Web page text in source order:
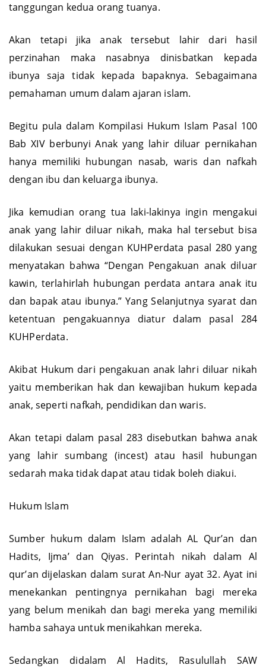
tanggungan kedua orang tuanya.
Akan tetapi jika anak tersebut lahir dari hasil
perzinahan maka nasabnya dinisbatkan kepada
ibunya saja tidak kepada bapaknya. Sebagaimana
pemahaman umum dalam ajaran islam.
Begitu pula dalam Kompilasi Hukum Islam Pasal 100
Bab XIV berbunyi Anak yang lahir diluar pernikahan
hanya memiliki hubungan nasab, waris dan nafkah
dengan ibu dan keluarga ibunya.
Jika kemudian orang tua laki-lakinya ingin mengakui
anak yang lahir diluar nikah, maka hal tersebut bisa
dilakukan sesuai dengan KUHPerdata pasal 280 yang
menyatakan bahwa “Dengan Pengakuan anak diluar
kawin, terlahirlah hubungan perdata antara anak itu
dan bapak atau ibunya.” Yang Selanjutnya syarat dan
ketentuan pengakuannya diatur dalam pasal 284
KUHPerdata.
Akibat Hukum dari pengakuan anak lahri diluar nikah
yaitu memberikan hak dan kewajiban hukum kepada
anak, seperti nafkah, pendidikan dan waris.
Akan tetapi dalam pasal 283 disebutkan bahwa anak
yang lahir sumbang (incest) atau hasil hubungan
sedarah maka tidak dapat atau tidak boleh diakui.
Hukum Islam
Sumber hukum dalam Islam adalah AL Qur’an dan
Hadits, Ijma’ dan Qiyas. Perintah nikah dalam Al
qur’an dijelaskan dalam surat An-Nur ayat 32. Ayat ini
menekankan pentingnya pernikahan bagi mereka
yang belum menikah dan bagi mereka yang memiliki
hamba sahaya untuk menikahkan mereka.
Sedangkan didalam Al Hadits, Rasulullah SAW